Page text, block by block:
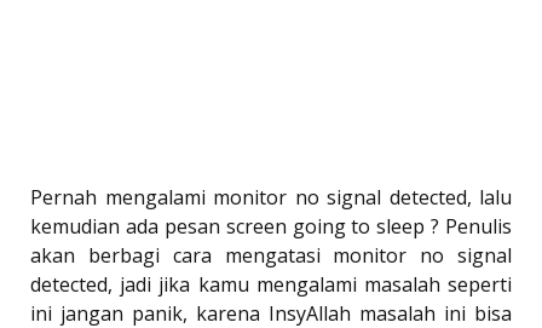
Pernah mengalami monitor no signal detected, lalu
kemudian ada pesan screen going to sleep ? Penulis
akan berbagi cara mengatasi monitor no signal
detected, jadi jika kamu mengalami masalah seperti
ini jangan panik, karena InsyAllah masalah ini bisa